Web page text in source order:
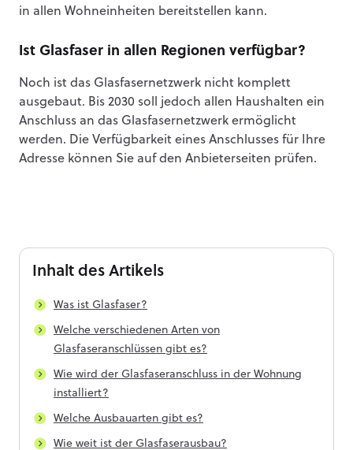
in allen Wohneinheiten bereitstellen kann.
Ist Glasfaser in allen Regionen verfügbar?
Noch ist das Glasfasernetzwerk nicht komplett
ausgebaut. Bis 2030 soll jedoch allen Haushalten ein
Anschluss an das Glasfasernetzwerk ermöglicht
werden. Die Verfügbarkeit eines Anschlusses für Ihre
Adresse können Sie auf den Anbieterseiten prüfen.
Inhalt des Artikels
Was ist Glasfaser?
Welche verschiedenen Arten von
Glasfaseranschlüssen gibt es?
Wie wird der Glasfaseranschluss in der Wohnung
installiert?
Welche Ausbauarten gibt es?
Wie weit ist der Glasfaserausbau?